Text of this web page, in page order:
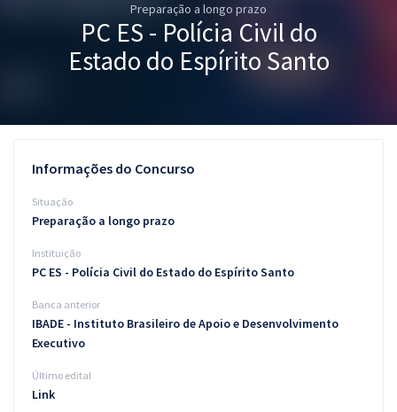
Graduação
Conteúdo gratuito
Blog
Atendimento
Preparação a longo prazo
PC ES - Polícia Civil do
Estado do Espírito Santo
Informações do Concurso
Situação
Preparação a longo prazo
Instituição
PC ES - Polícia Civil do Estado do Espírito Santo
Banca anterior
IBADE - Instituto Brasileiro de Apoio e Desenvolvimento
Executivo
Último edital
Link